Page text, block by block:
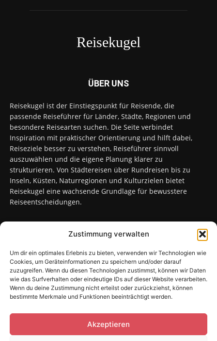
Zustimmung verwalten
Um dir ein optimales Erlebnis zu bieten, verwenden wir Technologien wie
Cookies, um Geräteinformationen zu speichern und/oder darauf
zuzugreifen. Wenn du diesen Technologien zustimmst, können wir Daten
wie das Surfverhalten oder eindeutige IDs auf dieser Website verarbeiten.
Wenn du deine Zustimmung nicht erteilst oder zurückziehst, können
bestimmte Merkmale und Funktionen beeinträchtigt werden.
Akzeptieren
Reisekugel
ÜBER UNS
Reisekugel ist der Einstiegspunkt für Reisende, die
passende Reiseführer für Länder, Städte, Regionen und
besondere Reisearten suchen. Die Seite verbindet
Inspiration mit praktischer Orientierung und hilft dabei,
Reiseziele besser zu verstehen, Reiseführer sinnvoll
auszuwählen und die eigene Planung klarer zu
strukturieren. Von Städtereisen über Rundreisen bis zu
Inseln, Küsten, Naturregionen und Kulturzielen bietet
Reisekugel eine wachsende Grundlage für bewusstere
Reiseentscheidungen.
FOLGT UNS
Datenschutzerklärung